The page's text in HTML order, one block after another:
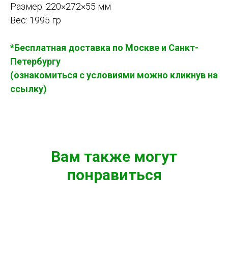
Размер: 220×272×55 мм
Вес: 1995 гр
*Бесплатная доставка по Москве и Санкт-
Петербургу
(ознакомиться с условиями можно кликнув на
ссылку)
Вам также могут
понравиться